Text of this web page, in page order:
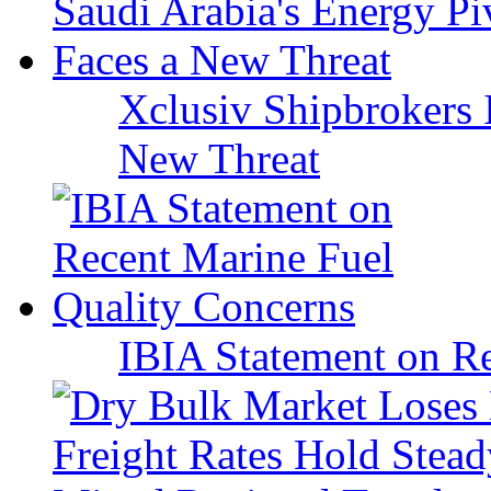
Xclusiv Shipbrokers
New Threat
IBIA Statement on